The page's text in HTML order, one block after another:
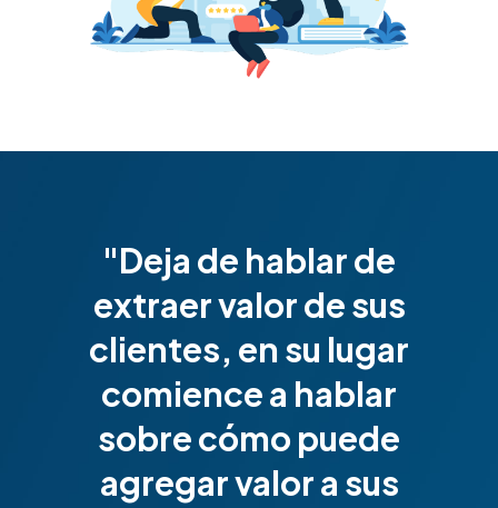
"Deja de hablar de
extraer valor de sus
clientes, en su lugar
comience a hablar
sobre cómo puede
agregar valor a sus